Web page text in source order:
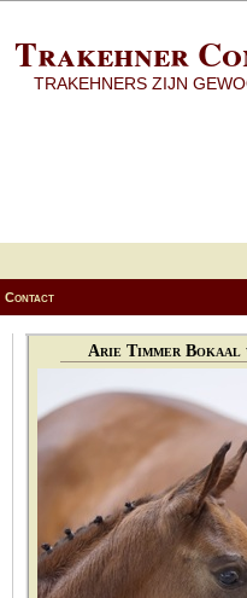
Trakehner
TRAKEHNERS ZIJN
Contact
Arie Timmer